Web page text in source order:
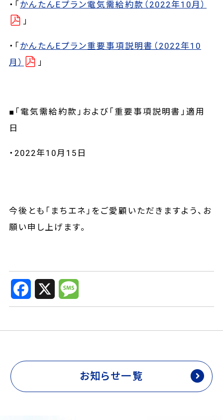
・「かんたんEプラン電気需給約款（2022年10月）
」
・「かんたんEプラン重要事項説明書（2022年10
月）
」
■「電気需給約款」および「重要事項説明書」適用
日
・2022年10月15日
今後とも「まちエネ」をご愛顧いただきますよう、お
願い申し上げます。
F
c
e
o
X
M
s
s
e
お知らせ一覧